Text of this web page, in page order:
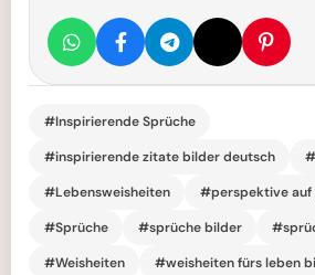
#Inspirierende Sprüche
#inspirierende zitate bilder deutsch
#Lebensweisheiten
#perspektive auf
#Sprüche
#sprüche bilder
#Weisheiten
#weisheiten fürs leben